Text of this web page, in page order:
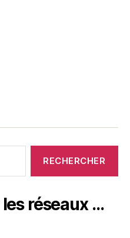
réseaux …